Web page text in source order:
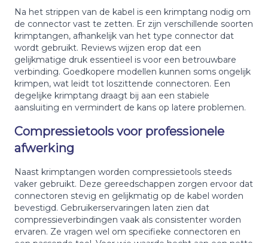
Na het strippen van de kabel is een krimptang nodig om
de connector vast te zetten. Er zijn verschillende soorten
krimptangen, afhankelijk van het type connector dat
wordt gebruikt. Reviews wijzen erop dat een
gelijkmatige druk essentieel is voor een betrouwbare
verbinding. Goedkopere modellen kunnen soms ongelijk
krimpen, wat leidt tot loszittende connectoren. Een
degelijke krimptang draagt bij aan een stabiele
aansluiting en vermindert de kans op latere problemen.
Compressietools voor professionele
afwerking
Naast krimptangen worden compressietools steeds
vaker gebruikt. Deze gereedschappen zorgen ervoor dat
connectoren stevig en gelijkmatig op de kabel worden
bevestigd. Gebruikerservaringen laten zien dat
compressieverbindingen vaak als consistenter worden
ervaren. Ze vragen wel om specifieke connectoren en